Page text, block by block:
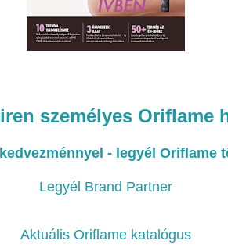
személyes Oriflame
- legyél Oriflame
Legyél Brand Partner
Aktuális Oriflame katalógus